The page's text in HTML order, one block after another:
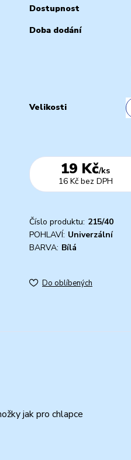
Dostupnost
Doba dodání
Velikosti
19 Kč/ks
16 Kč bez DPH
Číslo produktu: 215/40
POHLAVÍ: Univerzální
BARVA: Bílá
Do oblíbených
jak pro chlapce